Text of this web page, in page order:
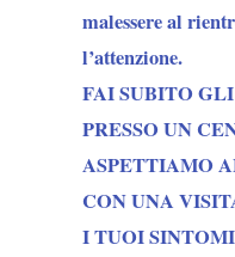
malessere al
l’attenzione.
FAI SUBITO
PRESSO UN
ASPETTIAMO
CON UNA
I TUOI